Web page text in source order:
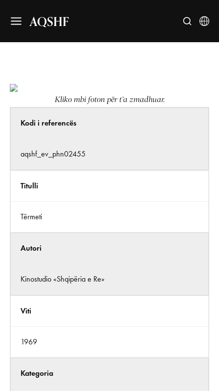
AQSHF
Kliko mbi foton për t’a zmadhuar.
Kodi i referencës
aqshf_ev_phn02455
Titulli
Tërmeti
Autori
Kinostudio «Shqipëria e Re»
Viti
1969
Kategoria